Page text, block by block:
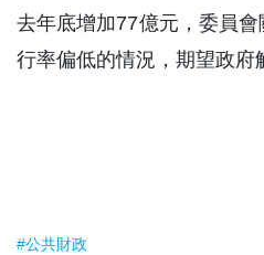
去年底增加77億元，委員
行率偏低的情況，期望政府
#公共財政